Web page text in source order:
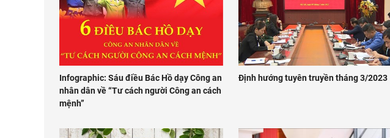
Infographic: Sáu điều Bác Hồ dạy Công an
nhân dân về “Tư cách người Công an cách
mệnh”
Định hướng tuyên truyền tháng 3/2023